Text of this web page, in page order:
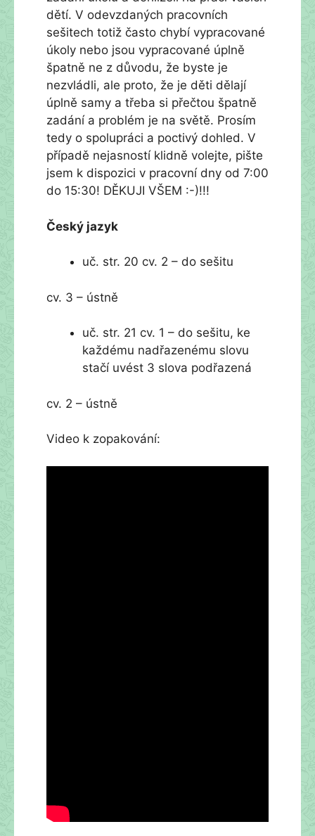
dětí. V odevzdaných pracovních
sešitech totiž často chybí vypracované
úkoly nebo jsou vypracované úplně
špatně ne z důvodu, že byste je
nezvládli, ale proto, že je děti dělají
úplně samy a třeba si přečtou špatně
zadání a problém je na světě. Prosím
tedy o spolupráci a poctivý dohled. V
případě nejasností klidně volejte, pište
jsem k dispozici v pracovní dny od 7:00
do 15:30! DĚKUJI VŠEM :-)!!!
Český jazyk
uč. str. 20 cv. 2 – do sešitu
cv. 3 – ústně
uč. str. 21 cv. 1 – do sešitu, ke
každému nadřazenému slovu
stačí uvést 3 slova podřazená
cv. 2 – ústně
Video k zopakování: